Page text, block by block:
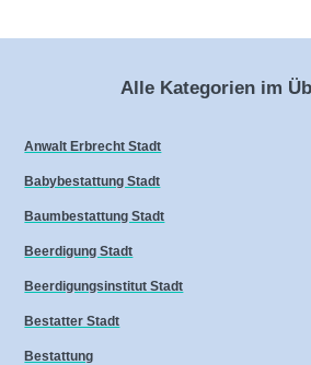
Alle Kategorien im
Anwalt Erbrecht Stadt
Babybestattung Stadt
Baumbestattung Stadt
Beerdigung Stadt
Beerdigungsinstitut Stadt
Bestatter Stadt
Bestattung